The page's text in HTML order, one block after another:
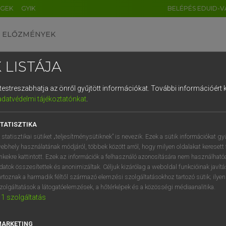
GYIK BELÉPÉS EDUID-
ELŐZMÉNYEK
uniós terminológiai szótár
VAN ELŐFIZETÉSED?
előfizetésem a teljes szócikk
NINCS ELŐFIZETÉSED?
LISTÁJA
az önről gyűjtött információkat. További információért
tájékoztatónkat.
statisztikai sütiket „teljesítménysütiknek” is nevezik. Ezek a sütik információkat
használatának módjáról, többek között arról, hogy milyen oldalakat keresett
kattintott. Ezek az információk a felhasználó azonosítására nem
összesítettek és anonimizáltak. Céljuk kizárólag a weboldal funkcióinak
a harmadik féltől származó elemzési szolgáltatásokhoz tartozó sütik;
a látogatóelemzések, a hőtérképek és a közösségi médiaanalitika.
1 szolgáltatás
DE CN FR ES IT NL
1 2 3 4 5 6 7 8 9
q w e r t z u i
a s d f g h j k l é
í y x c v b n m , .